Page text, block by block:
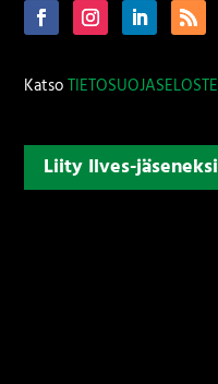
KatsoTIETOSUOJASELOSTE
Liity Ilves-jäseneksi